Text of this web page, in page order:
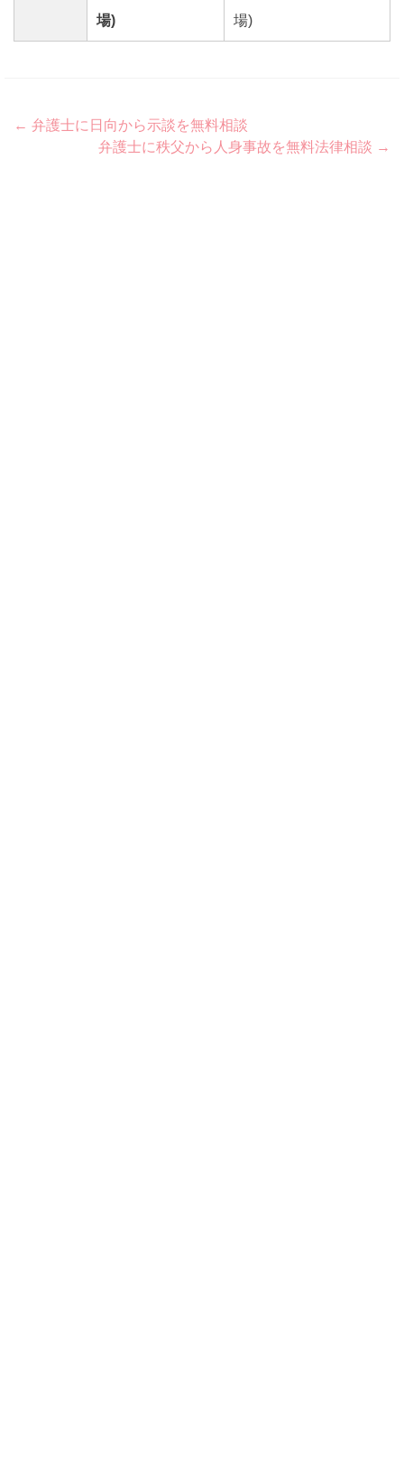
場)
場)
Post
navigation
← 弁護士に日向から示談を無料相談
弁護士に秩父から人身事故を無料法律相談 →